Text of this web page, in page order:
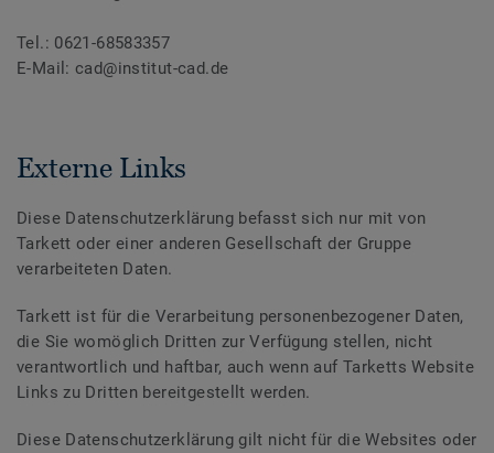
Tel.: 0621-68583357
E-Mail: cad@institut-cad.de
Externe Links
Diese Datenschutzerklärung befasst sich nur mit von
Tarkett oder einer anderen Gesellschaft der Gruppe
verarbeiteten Daten.
Tarkett ist für die Verarbeitung personenbezogener Daten,
die Sie womöglich Dritten zur Verfügung stellen, nicht
verantwortlich und haftbar, auch wenn auf Tarketts Website
Links zu Dritten bereitgestellt werden.
Diese Datenschutzerklärung gilt nicht für die Websites oder